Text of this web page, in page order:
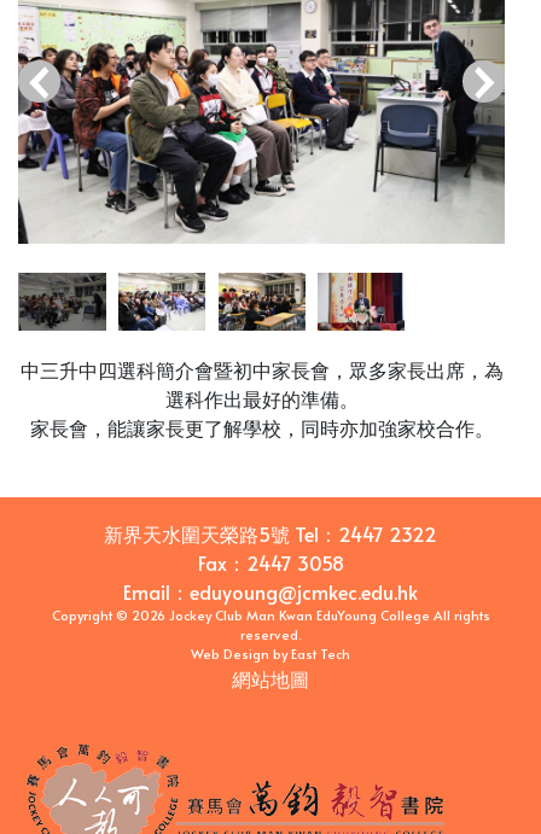
‹ ›
中三升中四選科簡介會暨初中家長會，眾多家長出席，為
選科作出最好的準備。
家長會，能讓家長更了解學校，同時亦加強家校合作。
新界天水圍天榮路5號 Tel： 2447 2322
Fax： 2447 3058
Email ： eduyoung@jcmkec.edu.hk
Copyright © 2026 Jockey Club Man Kwan EduYoung College All rights
reserved.
Web Design byEast Tech
網站地圖